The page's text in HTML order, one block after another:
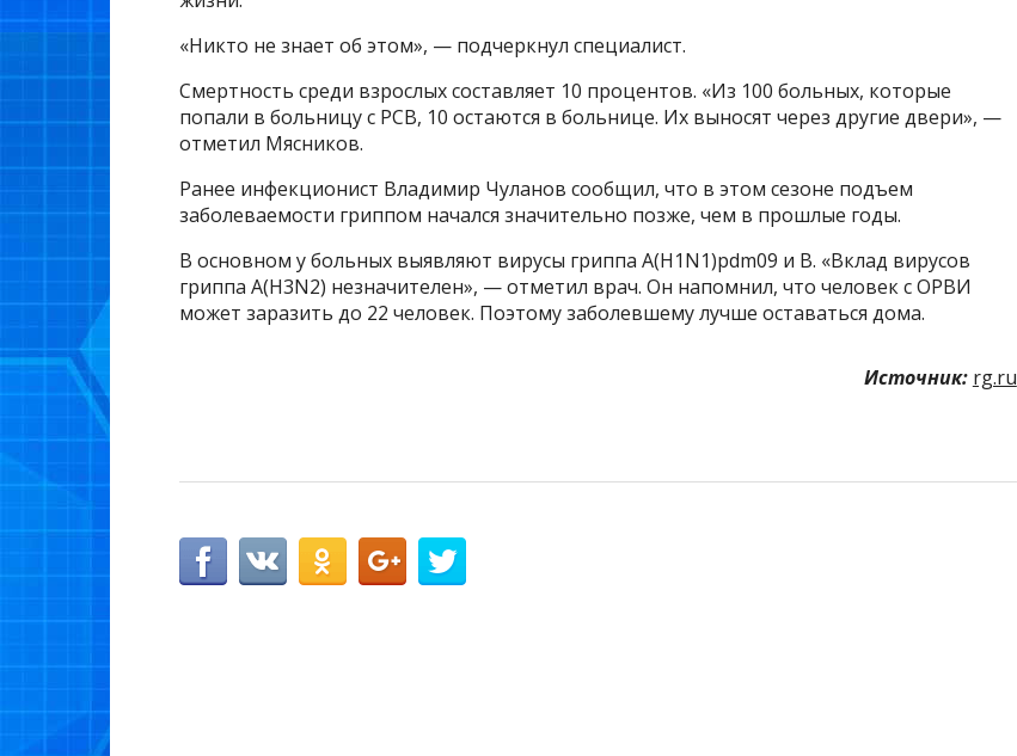
«Никто не знает об этом», — подчеркнул специалист.
Смертность среди взрослых составляет 10 процентов. «Из 100 больных, которые
попали в больницу с РСВ, 10 остаются в больнице. Их выносят через другие двери», —
отметил Мясников.
Ранее инфекционист Владимир Чуланов сообщил, что в этом сезоне подъем
заболеваемости гриппом начался значительно позже, чем в прошлые годы.
В основном у больных выявляют вирусы гриппа А(H1N1)pdm09 и В. «Вклад вирусов
гриппа A(H3N2) незначителен», — отметил врач. Он напомнил, что человек с ОРВИ
может заразить до 22 человек. Поэтому заболевшему лучше оставаться дома.
Источник: rg.ru